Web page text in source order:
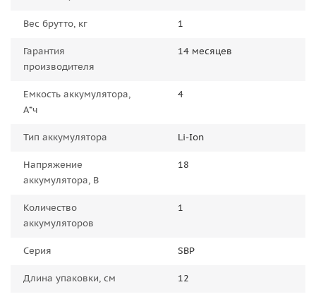
Вес брутто, кг 1
Гарантия
производителя
14 месяцев
Емкость аккумулятора,
А*ч
4
Тип аккумулятора Li-Ion
Напряжение
аккумулятора, В
18
Количество
аккумуляторов
1
Серия SBP
Длина упаковки, см 12